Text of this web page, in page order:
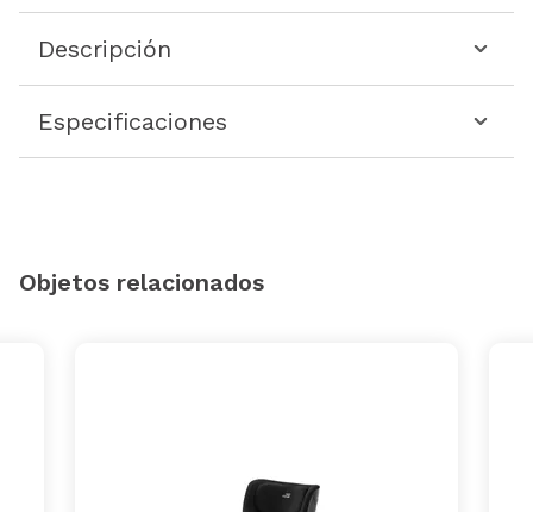
Descripción
Especificaciones
Objetos relacionados